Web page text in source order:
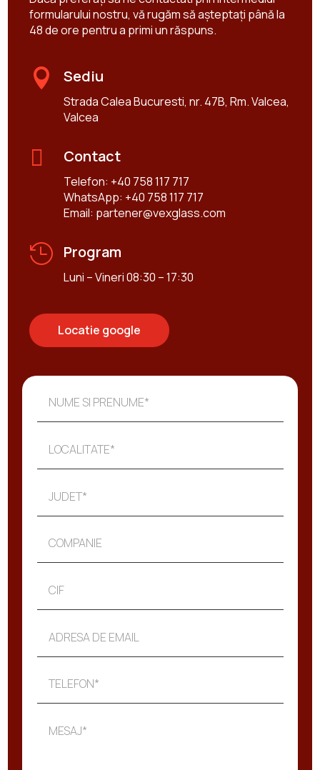
formularului nostru, vă rugăm să așteptați până la
48 de ore pentru a primi un răspuns.
 Sediu
Strada Calea Bucuresti, nr. 47B, Rm. Valcea,
Valcea
 Contact
Telefon: +40 758 117 717
WhatsApp: +40 758 117 717
Email: partener@vexglass.com
 Program
Luni – Vineri 08:30 – 17:30
Locatie google